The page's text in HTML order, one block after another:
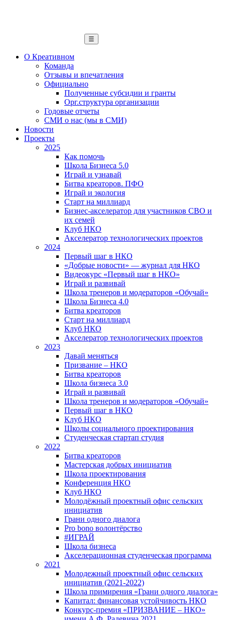
☰
О Креативном
Команда
Отзывы и впечатления
Официально
Полученные субсидии и гранты
Орг.структура организации
Годовые отчеты
СМИ о нас (мы в СМИ)
Новости
Проекты
2025
Как помочь
Школа Бизнеса 5.0
Играй и узнавай
Битва креаторов. ПФО
Играй и экология
Старт на миллиард
Бизнес-акселератор для участников СВО и
их семей
Клуб НКО
Акселератор технологических проектов
2024
Первый шаг в НКО
«Добрые новости» — журнал для НКО
Видеокурс «Первый шаг в НКО»
Играй и развивай
Школа тренеров и модераторов «Обучай»
Школа Бизнеса 4.0
Битва креаторов
Старт на миллиард
Клуб НКО
Акселератор технологических проектов
2023
Давай меняться
Призвание – НКО
Битва креаторов
Школа бизнеса 3.0
Играй и развивай
Школа тренеров и модераторов «Обучай»
Первый шаг в НКО
Клуб НКО
Школы социального проектирования
Студенческая стартап студия
2022
Битва креаторов
Мастерская добрых инициатив
Школа проектирования
Конференция НКО
Клуб НКО
Молодёжный проектный офис сельских
инициатив
Грани одного диалога
Pro bono волонтёрство
#ИГРАЙ
Школа бизнеса
Акселерационная студенческая программа
2021
Молодежный проектный офис сельских
инициатив (2021-2022)
Школа примирения «Грани одного диалога»
Капитал: финансовая устойчивость НКО
Конкурс-премия «ПРИЗВАНИЕ – НКО»